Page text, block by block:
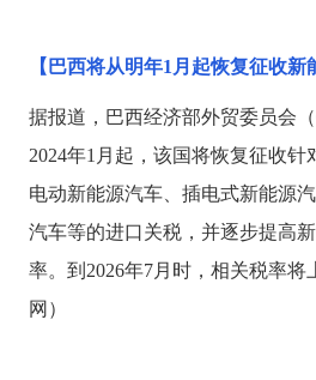
【巴西将从明年1月起恢复征收新
据报道，巴西经济部外贸委员会（
2024年1月起，该国将恢复征收
电动新能源汽车、插电式新能源
汽车等的进口关税，并逐步提高
率。到2026年7月时，相关税率将
网）